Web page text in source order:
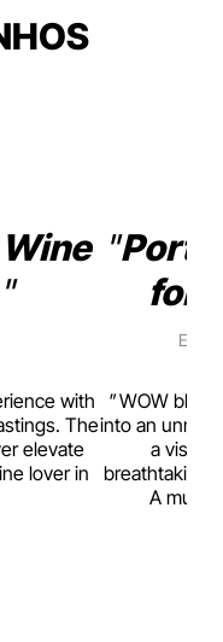
with
The
elevate
lover in
for
WOW
into an
a visual
breathtaking
A must-